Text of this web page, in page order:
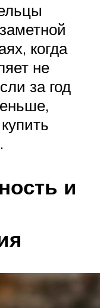
когда
не
за год
и